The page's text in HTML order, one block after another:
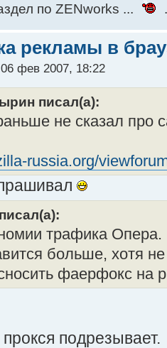
по ZENworks ...
рекламы в
фев 2007, 18:22
писал(а):
не сказал про
russia.org/
трафика Опера.
больше, хотя не
фаерфокс на
подрезывает.